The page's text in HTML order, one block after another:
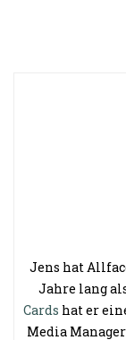
Jens hat
Jahre lang
Cards hat er
Media